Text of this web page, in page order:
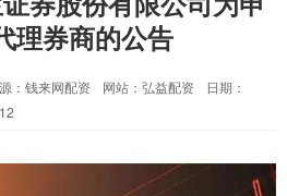
理券商的公告
：钱来网配资 网站：弘益配资
日期：